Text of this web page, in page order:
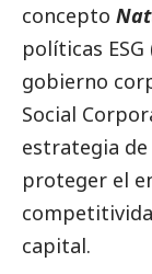
concepto
políticas
gobierno
Social
estrategia
proteger el
capital.